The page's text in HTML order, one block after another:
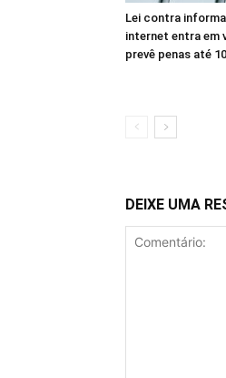
Lei contra
internet entra em
prevê penas até
DEIXE UMA